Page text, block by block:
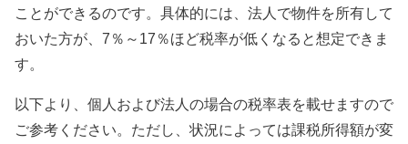
ことができるのです。具体的には、法人で物件を所有して
おいた方が、7％～17％ほど税率が低くなると想定できま
す。
以下より、個人および法人の場合の税率表を載せますので
ご参考ください。ただし、状況によっては課税所得額が変